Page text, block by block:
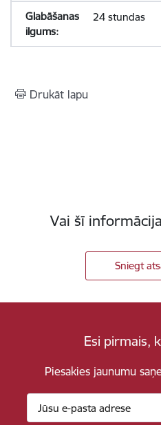
24 stundas
Drukāt lapu
Vai šī
Sniegt
Esi pirmais,
Piesakies jaunumu